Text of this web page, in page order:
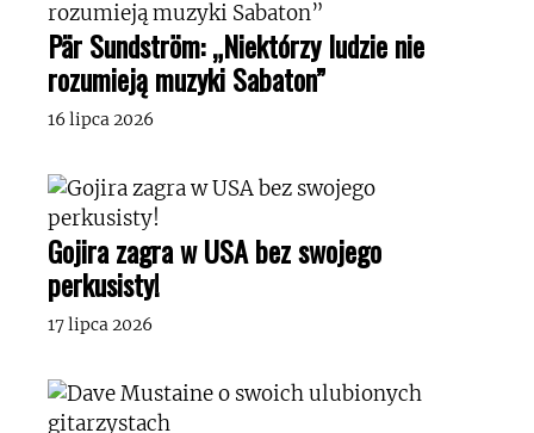
Pär Sundström: „Niektórzy ludzie nie
rozumieją muzyki Sabaton”
16 lipca 2026
Gojira zagra w USA bez swojego
perkusisty!
17 lipca 2026